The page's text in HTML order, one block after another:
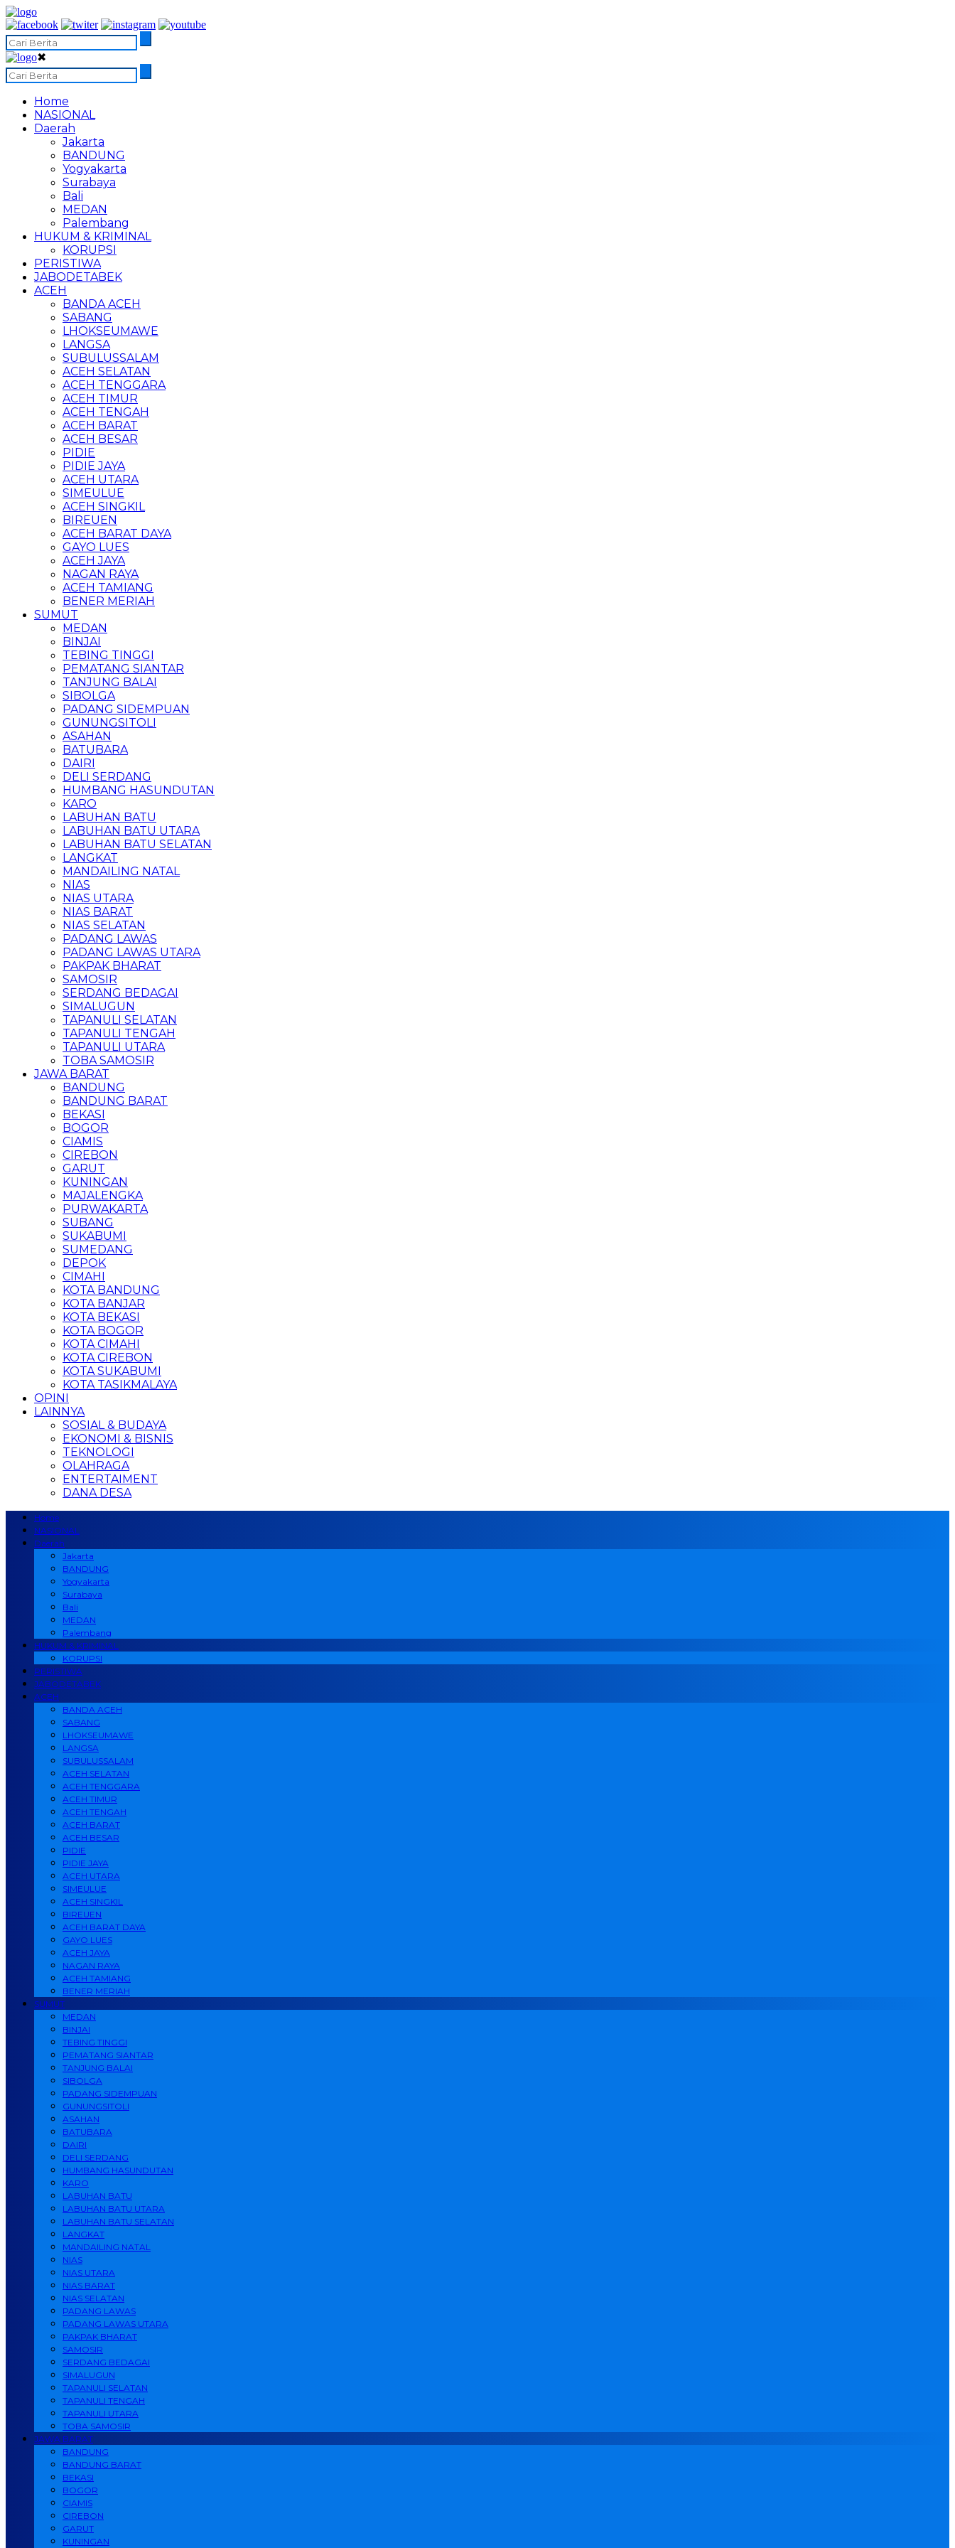
✖
Home
NASIONAL
Daerah
Jakarta
BANDUNG
Yogyakarta
Surabaya
Bali
MEDAN
Palembang
HUKUM & KRIMINAL
KORUPSI
PERISTIWA
JABODETABEK
ACEH
BANDA ACEH
SABANG
LHOKSEUMAWE
LANGSA
SUBULUSSALAM
ACEH SELATAN
ACEH TENGGARA
ACEH TIMUR
ACEH TENGAH
ACEH BARAT
ACEH BESAR
PIDIE
PIDIE JAYA
ACEH UTARA
SIMEULUE
ACEH SINGKIL
BIREUEN
ACEH BARAT DAYA
GAYO LUES
ACEH JAYA
NAGAN RAYA
ACEH TAMIANG
BENER MERIAH
SUMUT
MEDAN
BINJAI
TEBING TINGGI
PEMATANG SIANTAR
TANJUNG BALAI
SIBOLGA
PADANG SIDEMPUAN
GUNUNGSITOLI
ASAHAN
BATUBARA
DAIRI
DELI SERDANG
HUMBANG HASUNDUTAN
KARO
LABUHAN BATU
LABUHAN BATU UTARA
LABUHAN BATU SELATAN
LANGKAT
MANDAILING NATAL
NIAS
NIAS UTARA
NIAS BARAT
NIAS SELATAN
PADANG LAWAS
PADANG LAWAS UTARA
PAKPAK BHARAT
SAMOSIR
SERDANG BEDAGAI
SIMALUGUN
TAPANULI SELATAN
TAPANULI TENGAH
TAPANULI UTARA
TOBA SAMOSIR
JAWA BARAT
BANDUNG
BANDUNG BARAT
BEKASI
BOGOR
CIAMIS
CIREBON
GARUT
KUNINGAN
MAJALENGKA
PURWAKARTA
SUBANG
SUKABUMI
SUMEDANG
DEPOK
CIMAHI
KOTA BANDUNG
KOTA BANJAR
KOTA BEKASI
KOTA BOGOR
KOTA CIMAHI
KOTA CIREBON
KOTA SUKABUMI
KOTA TASIKMALAYA
OPINI
LAINNYA
SOSIAL & BUDAYA
EKONOMI & BISNIS
TEKNOLOGI
OLAHRAGA
ENTERTAIMENT
DANA DESA
Home
NASIONAL
Daerah
Jakarta
BANDUNG
Yogyakarta
Surabaya
Bali
MEDAN
Palembang
HUKUM & KRIMINAL
KORUPSI
PERISTIWA
JABODETABEK
ACEH
BANDA ACEH
SABANG
LHOKSEUMAWE
LANGSA
SUBULUSSALAM
ACEH SELATAN
ACEH TENGGARA
ACEH TIMUR
ACEH TENGAH
ACEH BARAT
ACEH BESAR
PIDIE
PIDIE JAYA
ACEH UTARA
SIMEULUE
ACEH SINGKIL
BIREUEN
ACEH BARAT DAYA
GAYO LUES
ACEH JAYA
NAGAN RAYA
ACEH TAMIANG
BENER MERIAH
SUMUT
MEDAN
BINJAI
TEBING TINGGI
PEMATANG SIANTAR
TANJUNG BALAI
SIBOLGA
PADANG SIDEMPUAN
GUNUNGSITOLI
ASAHAN
BATUBARA
DAIRI
DELI SERDANG
HUMBANG HASUNDUTAN
KARO
LABUHAN BATU
LABUHAN BATU UTARA
LABUHAN BATU SELATAN
LANGKAT
MANDAILING NATAL
NIAS
NIAS UTARA
NIAS BARAT
NIAS SELATAN
PADANG LAWAS
PADANG LAWAS UTARA
PAKPAK BHARAT
SAMOSIR
SERDANG BEDAGAI
SIMALUGUN
TAPANULI SELATAN
TAPANULI TENGAH
TAPANULI UTARA
TOBA SAMOSIR
JAWA BARAT
BANDUNG
BANDUNG BARAT
BEKASI
BOGOR
CIAMIS
CIREBON
GARUT
KUNINGAN